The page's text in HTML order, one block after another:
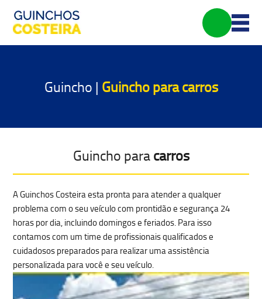
Guincho | Guincho paracarros
Guincho paracarros
A Guinchos Costeira esta pronta para atender a qualquer
problema com o seu veículo com prontidão e segurança 24
horas por dia, incluindo domingos e feriados. Para isso
contamos com um time de profissionais qualificados e
cuidadosos preparados para realizar umaassistência
personalizada para você e seu veículo.